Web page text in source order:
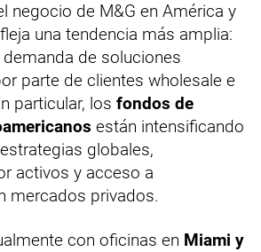
negocio de M&G en América y
una tendencia más amplia:
de soluciones
parte de clientes wholesale e
particular, los fondos de
están intensificando
globales,
activos y acceso a
mercados privados.
con oficinas en Miami y